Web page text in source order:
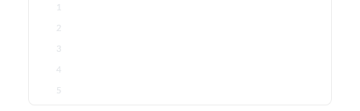
1
2
3
4
5